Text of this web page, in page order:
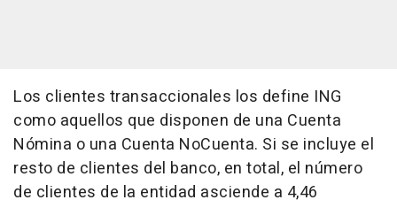
Los clientes transaccionales los define ING
como aquellos que disponen de una Cuenta
Nómina o una Cuenta NoCuenta. Si se incluye el
resto de clientes del banco, en total, el número
de clientes de la entidad asciende a 4,46